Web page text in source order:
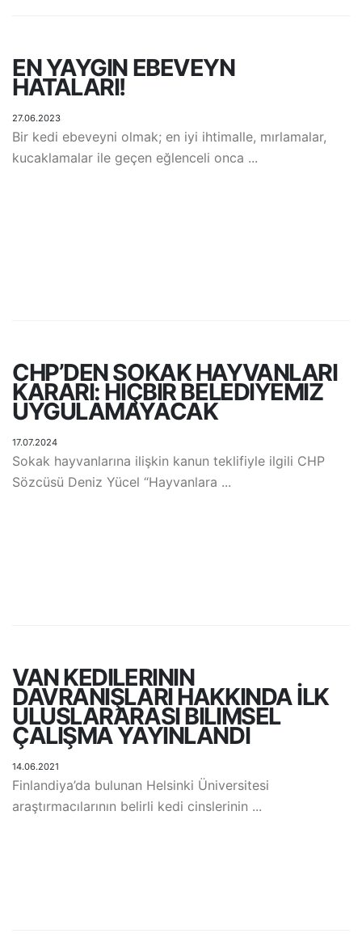
EN YAYGIN EBEVEYN
HATALARI!
27.06.2023
Bir kedi ebeveyni olmak; en iyi ihtimalle, mırlamalar,
kucaklamalar ile geçen eğlenceli onca ...
CHP’DEN SOKAK HAYVANLARI
KARARI: HIÇBIR BELEDIYEMIZ
UYGULAMAYACAK
17.07.2024
Sokak hayvanlarına ilişkin kanun teklifiyle ilgili CHP
Sözcüsü Deniz Yücel “Hayvanlara ...
VAN KEDILERININ
DAVRANIŞLARI HAKKINDA İLK
ULUSLARARASI BILIMSEL
ÇALIŞMA YAYINLANDI
14.06.2021
Finlandiya’da bulunan Helsinki Üniversitesi
araştırmacılarının belirli kedi cinslerinin ...